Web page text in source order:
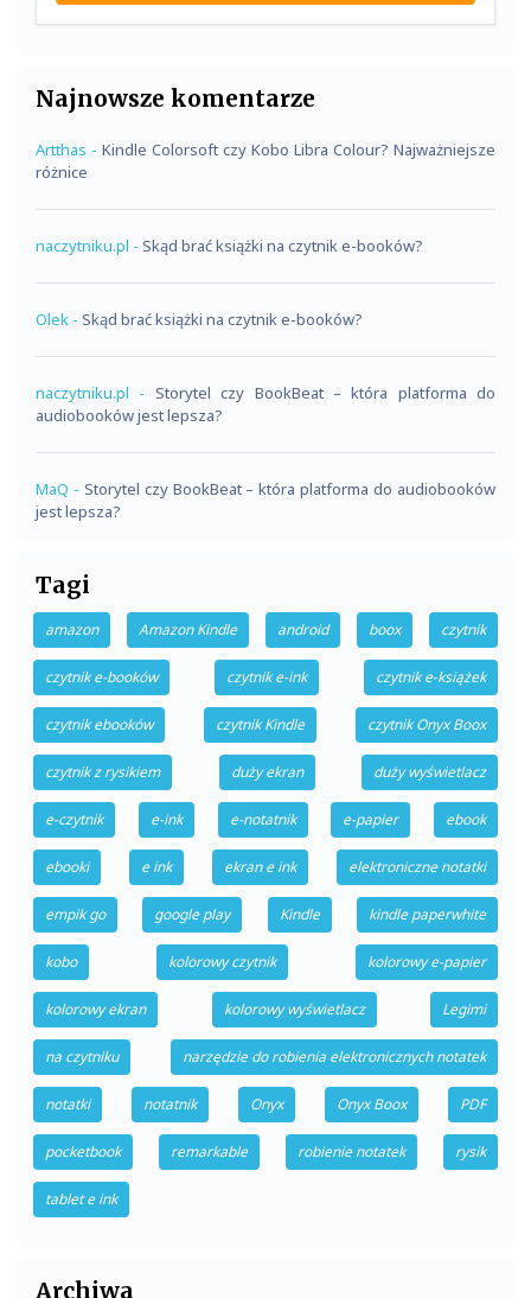
Najnowsze komentarze
Artthas - Kindle Colorsoft czy Kobo Libra Colour? Najważniejsze
różnice
naczytniku.pl - Skąd brać książki na czytnik e-booków?
Olek - Skąd brać książki na czytnik e-booków?
naczytniku.pl - Storytel czy BookBeat – która platforma do
audiobooków jest lepsza?
MaQ - Storytel czy BookBeat – która platforma do audiobooków
jest lepsza?
Tagi
amazon Amazon Kindle android boox czytnik
czytnik e-booków czytnik e-ink czytnik e-książek
czytnik ebooków czytnik Kindle czytnik Onyx Boox
czytnik z rysikiem duży ekran duży wyświetlacz
e-czytnik e-ink e-notatnik e-papier ebook
ebooki e ink ekran e ink elektroniczne notatki
empik go google play Kindle kindle paperwhite
kobo kolorowy czytnik kolorowy e-papier
kolorowy ekran kolorowy wyświetlacz Legimi
na czytniku narzędzie do robienia elektronicznych notatek
notatki notatnik Onyx Onyx Boox PDF
pocketbook remarkable robienie notatek rysik
tablet e ink
Archiwa